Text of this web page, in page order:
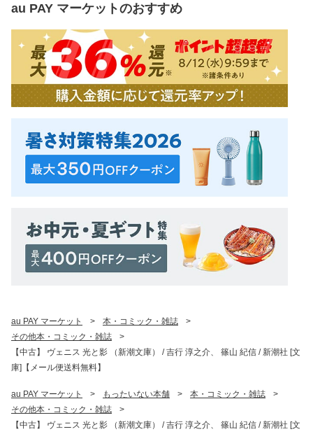
au PAY マーケットのおすすめ
au PAY マーケット > 本・コミック・雑誌
>
その他本・コミック・雑誌
>
【中古】 ヴェニス 光と影 （新潮文庫） / 吉行 淳之介、 篠山 紀信 / 新潮社 [文
庫]【メール便送料無料】
au PAY マーケット > もったいない本舗 > 本・コミック・雑誌
>
その他本・コミック・雑誌
>
【中古】 ヴェニス 光と影 （新潮文庫） / 吉行 淳之介、 篠山 紀信 / 新潮社 [文